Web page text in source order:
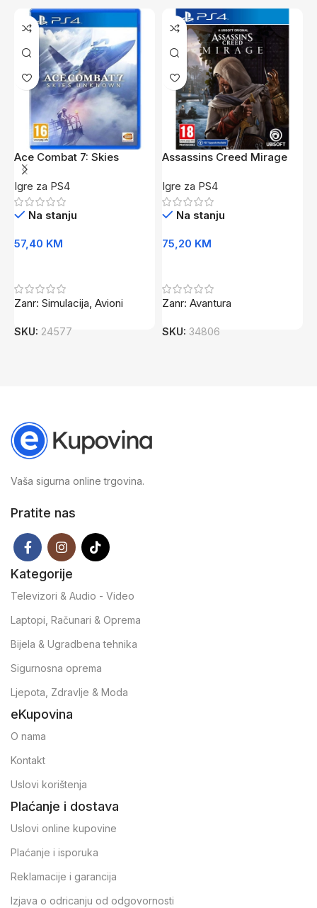
Ace Combat 7: Skies
Unknown /PS4
Igre za PS4
Na stanju
57,40 KM
Zanr: Simulacija, Avioni
SKU: 24577
Assassins Creed Mirage
Igre za PS4
Na stanju
75,20 KM
Zanr: Avantura
SKU: 34806
Vaša sigurna online trgovina.
Pratite nas
Kategorije
Televizori & Audio - Video
Laptopi, Računari & Oprema
Bijela & Ugradbena tehnika
Sigurnosna oprema
Ljepota, Zdravlje & Moda
eKupovina
O nama
Kontakt
Uslovi korištenja
Plaćanje i dostava
Uslovi online kupovine
Plaćanje i isporuka
Reklamacije i garancija
Izjava o odricanju od odgovornosti